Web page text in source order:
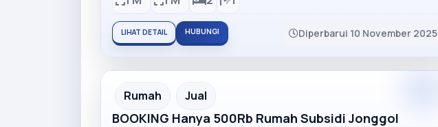
LIHAT DETAIL HUBUNGI Diperbarui 10 November 2025
Partner Ad
Rumah Jual
BOOKING Hanya 500Rb Rumah Subsidi Jonggol